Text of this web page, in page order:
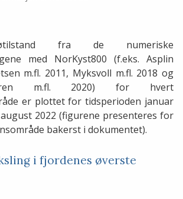
fra de numeriske
med NorKyst800 (f.eks. Asplin
m.fl. 2011, Myksvoll m.fl. 2018 og
m.fl. 2020) for hvert
er plottet for tidsperioden januar
2022 (figurene presenteres for
bakerst i dokumentet).
i fjordenes øverste